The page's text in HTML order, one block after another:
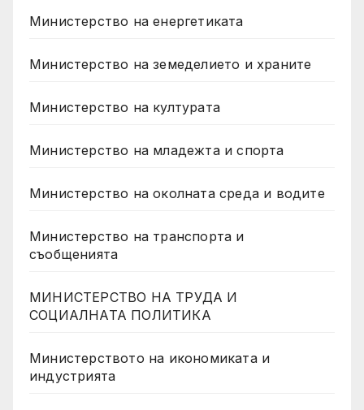
Министерство на енергетиката
Министерство на земеделието и храните
Министерство на културата
Министерство на младежта и спорта
Министерство на околната среда и водите
Министерство на транспорта и
съобщенията
МИНИСТЕРСТВО НА ТРУДА И
СОЦИАЛНАТА ПОЛИТИКА
Министерството на икономиката и
индустрията